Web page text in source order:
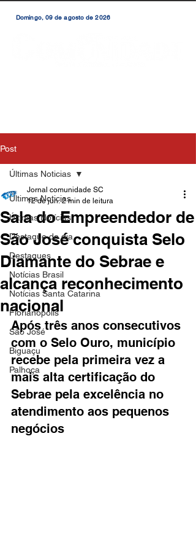
Domingo, 09 de agosto de 2026
Post
Últimas Noticias
Últimas Notícias
Destaque do dia
Destaques
Notícias Brasil
Notícias Santa Catarina
Florianópolis
São José
Biguaçu
Palhoça
Últimas Noticias
Sala do Empreendedor de
São José conquista Selo
Diamante do Sebrae e
alcança reconhecimento
nacional
Jornal comunidade SC
12 de jun. 2 min de leitura
Após três anos consecutivos
com o Selo Ouro, município
recebe pela primeira vez a
mais alta certificação do
Sebrae pela excelência no
atendimento aos pequenos
negócios